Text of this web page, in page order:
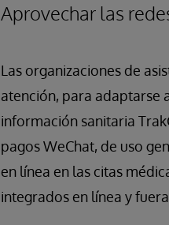
Aprovechar las
Las organizaciones de
atención, para adaptarse
información sanitaria
pagos WeChat, de uso
en línea en las citas
integrados en línea y